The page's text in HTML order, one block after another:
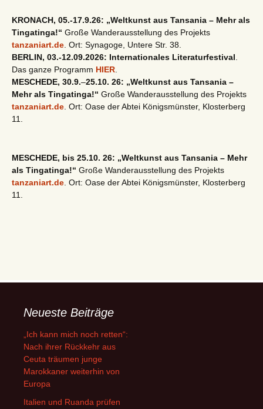
KRONACH, 05.-17.9.26: „Weltkunst aus Tansania – Mehr als
Tingatinga!“ Große Wanderausstellung des Projekts
tanzaniart.de . Ort: Synagoge, Untere Str. 38.
BERLIN, 03.-12.09.2026: Internationales Literaturfestival
Das ganze Programm HIER
MESCHEDE, 30.9.–25.10. 26: „Weltkunst aus Tansania –
Mehr als Tingatinga!“ Große Wanderausstellung des Projekts
tanzaniart.de . Ort: Oase der Abtei Königsmünster, Klosterberg
11.
MESCHEDE, bis 25.10. 26: „Weltkunst aus Tansania – Mehr
als Tingatinga!“ Große Wanderausstellung des Projekts
tanzaniart.de . Ort: Oase der Abtei Königsmünster, Klosterberg
11.
Neueste Beiträge
„Ich kann mich noch retten“:
Nach ihrer Rückkehr aus
Ceuta träumen junge
Marokkaner weiterhin von
Europa
Italien und Ruanda prüfen